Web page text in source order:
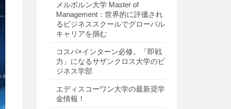
メルボルン大学 Master of
Management：世界的に評価され
るビジネススクールでグローバル
キャリアを掴む
コスパ×インターン必修。「即戦
力」になるサザンクロス大学のビ
ジネス学部
エディスコーワン大学の最新奨学
金情報！